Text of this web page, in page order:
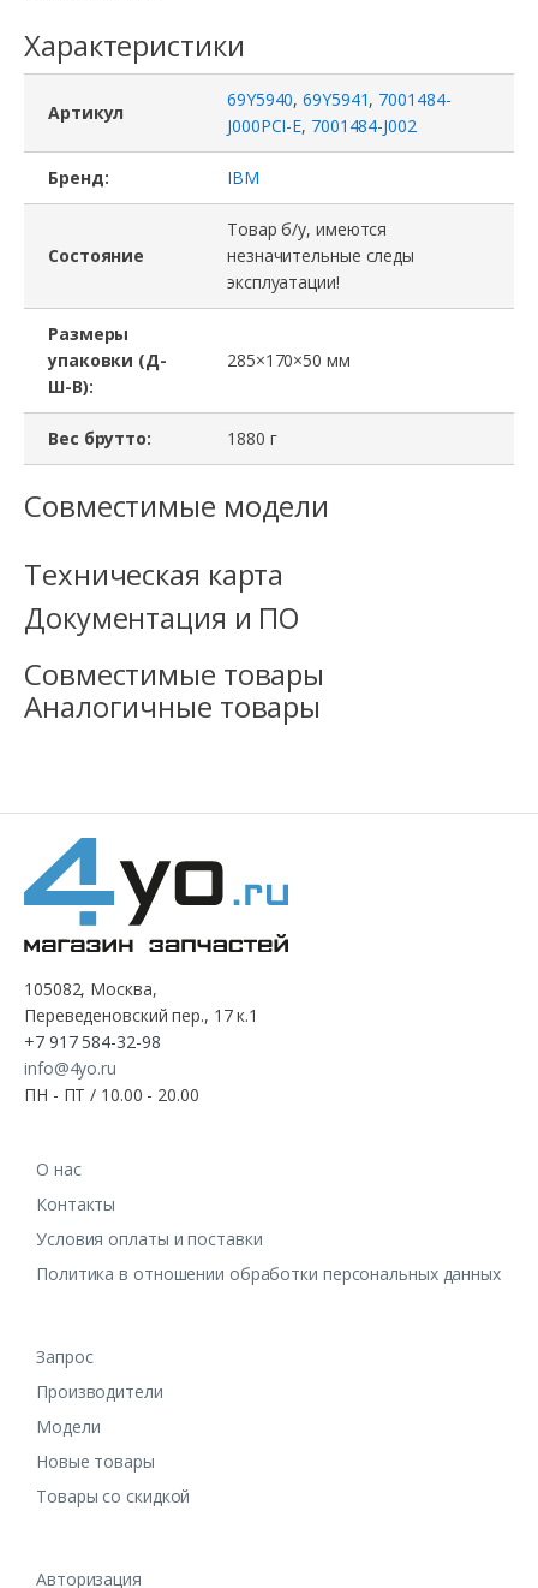
Характеристики
Артикул
69Y5940,69Y5941, 7001484-
J000PCI-E, 7001484-J002
Бренд: IBM
Состояние
Товар б/у, имеются
незначительные следы
эксплуатации!
Размеры
упаковки (Д-
Ш-В):
285×170×50 мм
Вес брутто: 1880 г
Совместимые модели
Техническая карта
Документация и ПО
Совместимые товары
Аналогичные товары
105082, Москва,
Переведеновский пер., 17 к.1
+7 917 584-32-98
info@4yo.ru
ПН - ПТ / 10.00 - 20.00
О нас
Контакты
Условия оплаты и поставки
Политика в отношении обработки персональных данных
Запрос
Производители
Модели
Новые товары
Товары со скидкой
Авторизация